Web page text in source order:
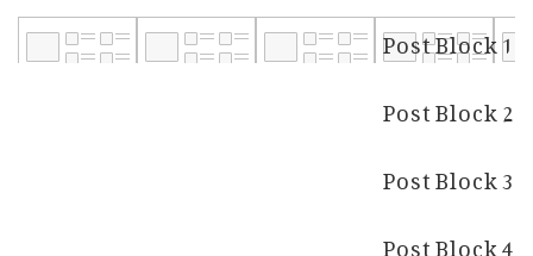
Post Block 1
Post Block 2
Post Block 3
Post Block 4